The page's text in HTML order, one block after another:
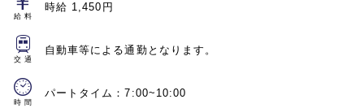
給料
時給 1,450円
交通
自動車等による通勤となります。
時間
パートタイム：7:00~10:00